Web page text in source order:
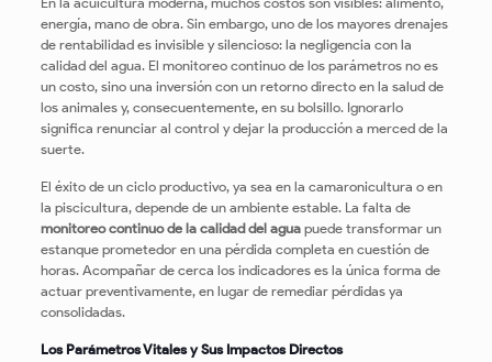
energía, mano de obra. Sin embargo, uno de los mayores drenajes
de rentabilidad es invisible y silencioso: la negligencia con la
calidad del agua. El monitoreo continuo de los parámetros no es
un costo, sino una inversión con un retorno directo en la salud de
los animales y, consecuentemente, en su bolsillo. Ignorarlo
significa renunciar al control y dejar la producción a merced de la
suerte.
El éxito de un ciclo productivo, ya sea en la camaronicultura o en
la piscicultura, depende de un ambiente estable. La falta de
monitoreo continuo de la calidad del aguapuede transformar un
estanque prometedor en una pérdida completa en cuestión de
horas. Acompañar de cerca los indicadores es la única forma de
actuar preventivamente, en lugar de remediar pérdidas ya
consolidadas.
Los Parámetros Vitales y Sus Impactos Directos